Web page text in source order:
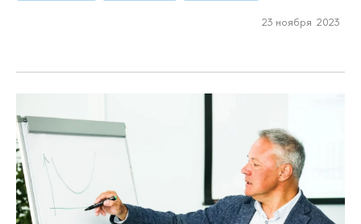
23 ноября 2023